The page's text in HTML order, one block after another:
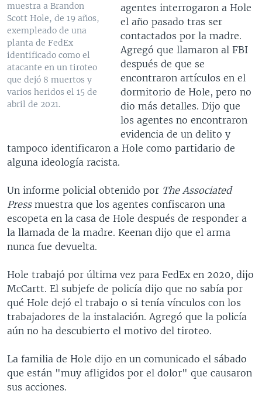
muestra a Brandon
Scott Hole, de 19 años,
exempleado de una
planta de FedEx
identificado como el
atacante en un tiroteo
que dejó 8 muertos y
varios heridos el 15 de
abril de 2021.
agentes interrogaron a Hole
el año pasado tras ser
contactados por la madre.
Agregó que llamaron al FBI
después de que se
encontraron artículos en el
dormitorio de Hole, pero no
dio más detalles. Dijo que
los agentes no encontraron
evidencia de un delito y
tampoco identificaron a Hole como partidario de
alguna ideología racista.
Un informe policial obtenido por The Associated
Pressmuestra que los agentes confiscaron una
escopeta en la casa de Hole después de responder a
la llamada de la madre. Keenan dijo que el arma
nunca fue devuelta.
Hole trabajó por última vez para FedEx en 2020, dijo
McCartt. El subjefe de policía dijo que no sabía por
qué Hole dejó el trabajo o si tenía vínculos con los
trabajadores de la instalación. Agregó que la policía
aún no ha descubierto el motivo del tiroteo.
La familia de Hole dijo en un comunicado el sábado
que están "muy afligidos por el dolor" que causaron
sus acciones.